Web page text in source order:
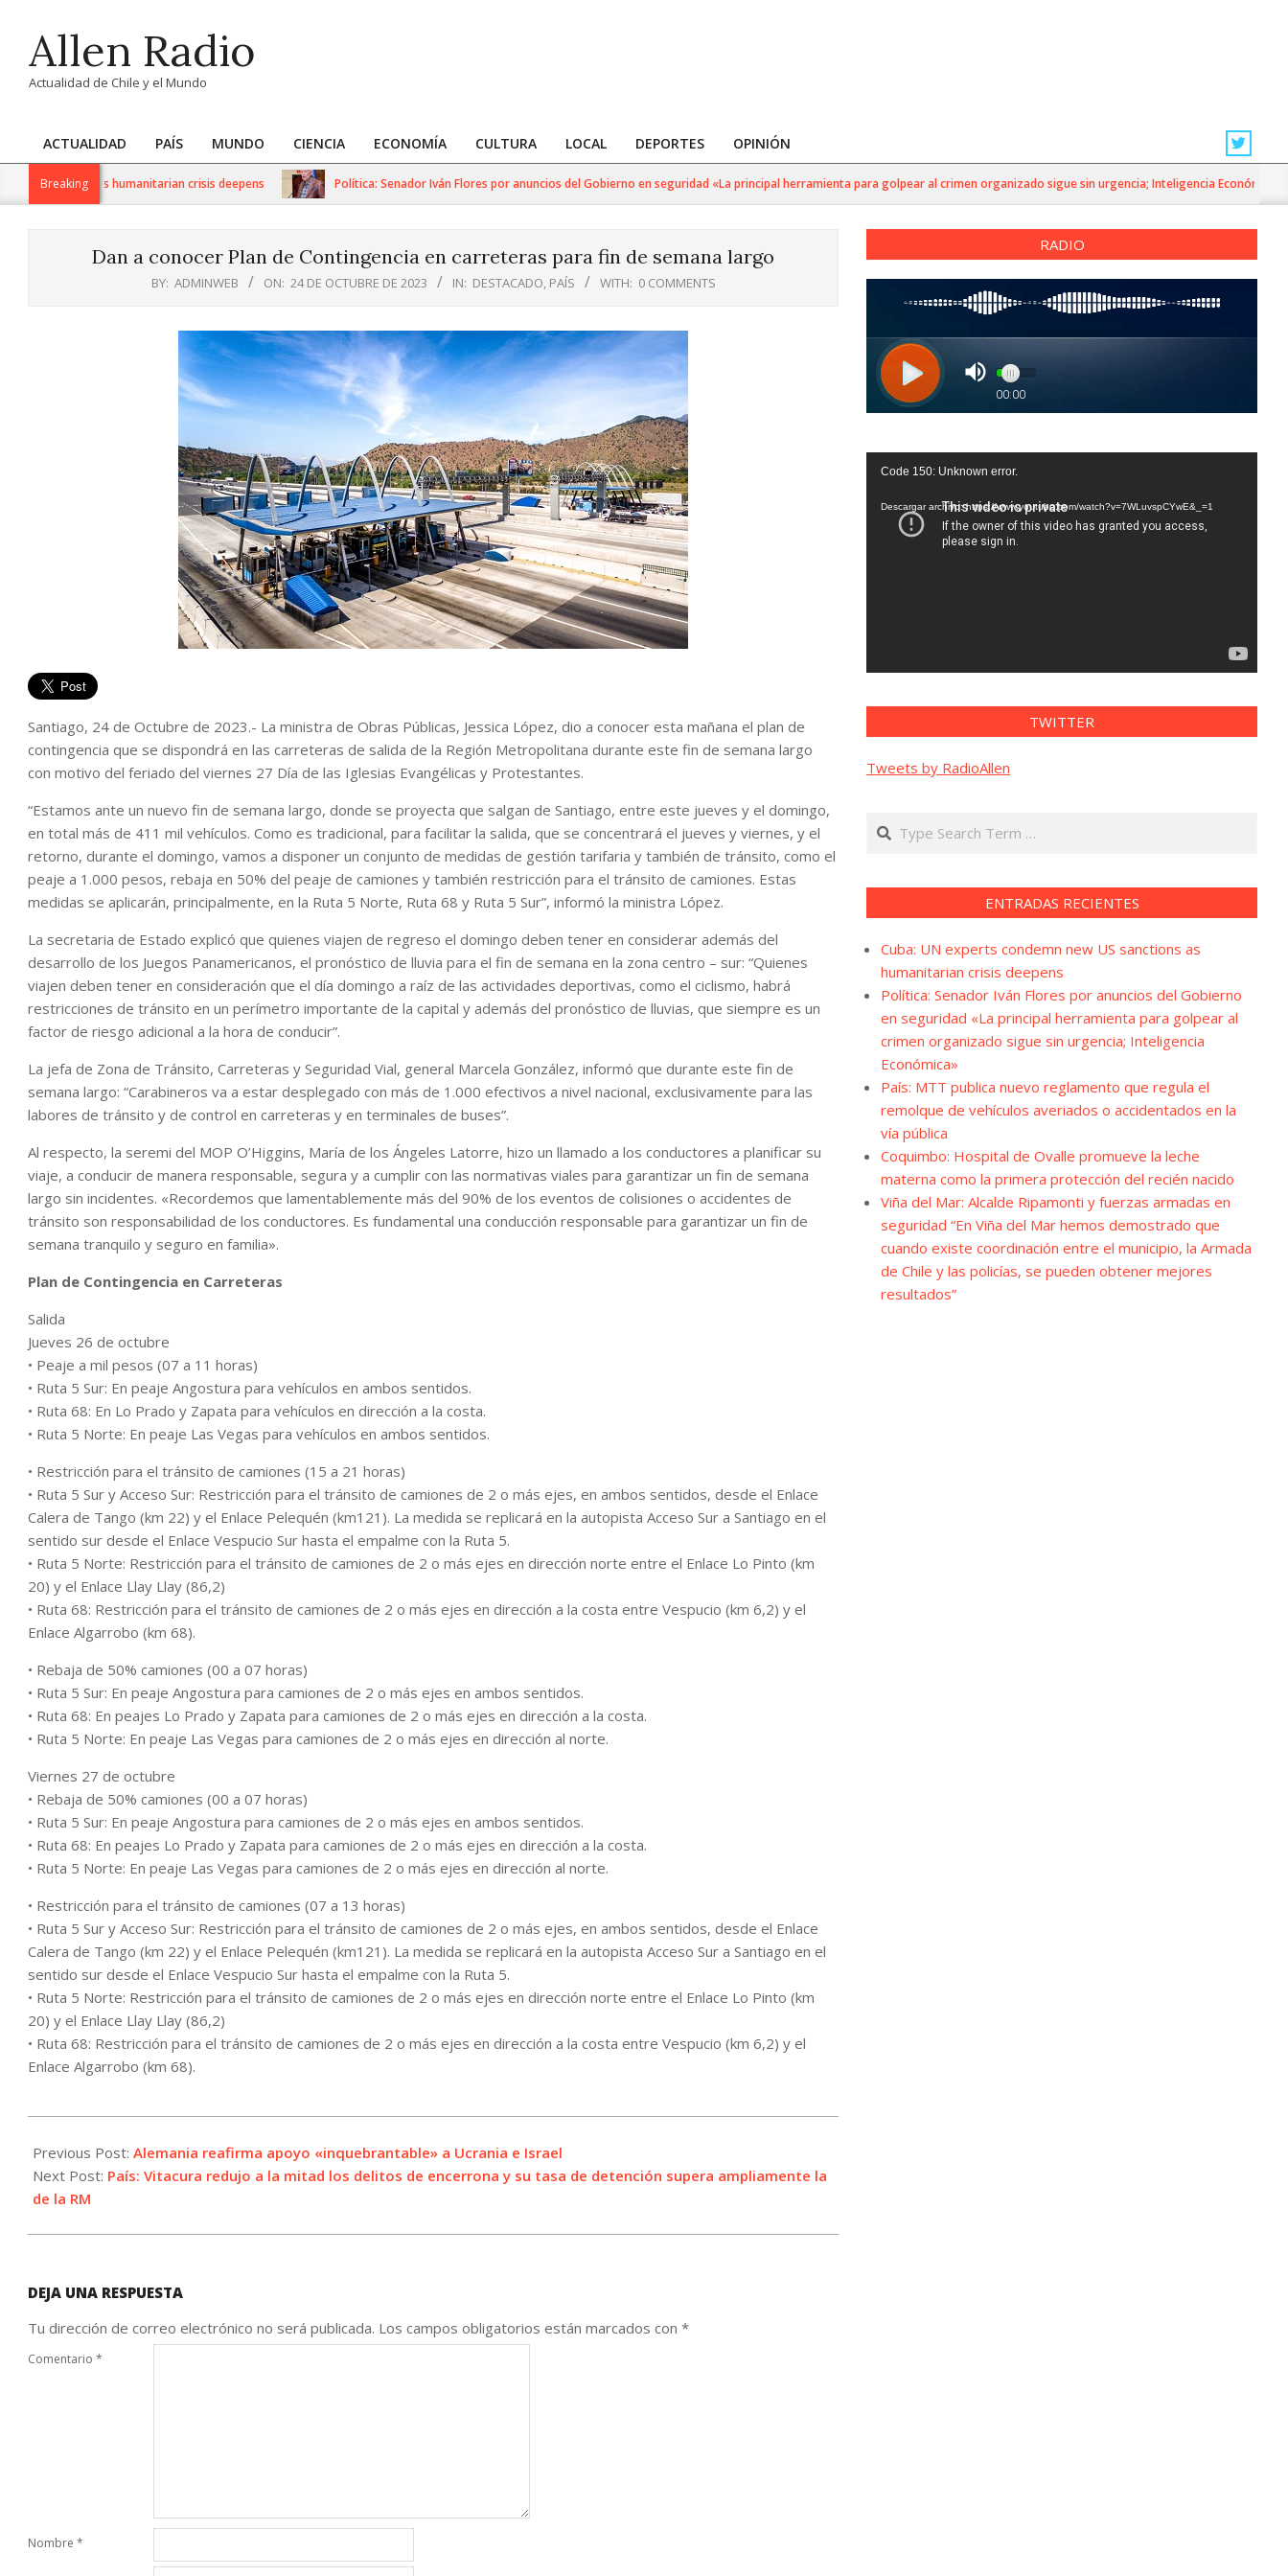
contentAllen Radio
Actualidad de Chile y el Mundo
Primary
Navigation
ACTUALIDAD PAÍS MUNDO CIENCIA ECONOMÍA CULTURA LOCAL DEPORTES OPINIÓN
Breaking
sanctions as humanitarian crisis deepens Política: Senador Iván Flores por anuncios del Gobierno en seguridad «La principal herramienta para golpear al crimen organizado sigue sin urgencia; Inteligencia Económica»
Dan a conocer Plan de Contingencia en carreteras para fin de semana largo
BY: ADMINWEB ON: 24 DE OCTUBRE DE 2023 IN: DESTACADO, PAÍS WITH: 0 COMMENTS
Santiago, 24 de Octubre de 2023.- La ministra de Obras Públicas, Jessica López, dio a conocer esta mañana el plan de
contingencia que se dispondrá en las carreteras de salida de la Región Metropolitana durante este fin de semana largo
con motivo del feriado del viernes 27 Día de las Iglesias Evangélicas y Protestantes.
“Estamos ante un nuevo fin de semana largo, donde se proyecta que salgan de Santiago, entre este jueves y el domingo,
en total más de 411 mil vehículos. Como es tradicional, para facilitar la salida, que se concentrará el jueves y viernes, y el
retorno, durante el domingo, vamos a disponer un conjunto de medidas de gestión tarifaria y también de tránsito, como el
peaje a 1.000 pesos, rebaja en 50% del peaje de camiones y también restricción para el tránsito de camiones. Estas
medidas se aplicarán, principalmente, en la Ruta 5 Norte, Ruta 68 y Ruta 5 Sur”, informó la ministra López.
La secretaria de Estado explicó que quienes viajen de regreso el domingo deben tener en considerar además del
desarrollo de los Juegos Panamericanos, el pronóstico de lluvia para el fin de semana en la zona centro – sur: “Quienes
viajen deben tener en consideración que el día domingo a raíz de las actividades deportivas, como el ciclismo, habrá
restricciones de tránsito en un perímetro importante de la capital y además del pronóstico de lluvias, que siempre es un
factor de riesgo adicional a la hora de conducir”.
La jefa de Zona de Tránsito, Carreteras y Seguridad Vial, general Marcela González, informó que durante este fin de
semana largo: “Carabineros va a estar desplegado con más de 1.000 efectivos a nivel nacional, exclusivamente para las
labores de tránsito y de control en carreteras y en terminales de buses”.
Al respecto, la seremi del MOP O’Higgins, María de los Ángeles Latorre, hizo un llamado a los conductores a planificar su
viaje, a conducir de manera responsable, segura y a cumplir con las normativas viales para garantizar un fin de semana
largo sin incidentes. «Recordemos que lamentablemente más del 90% de los eventos de colisiones o accidentes de
tránsito son responsabilidad de los conductores. Es fundamental una conducción responsable para garantizar un fin de
semana tranquilo y seguro en familia».
Plan de Contingencia en Carreteras
Salida
Jueves 26 de octubre
• Peaje a mil pesos (07 a 11 horas)
• Ruta 5 Sur: En peaje Angostura para vehículos en ambos sentidos.
• Ruta 68: En Lo Prado y Zapata para vehículos en dirección a la costa.
• Ruta 5 Norte: En peaje Las Vegas para vehículos en ambos sentidos.
• Restricción para el tránsito de camiones (15 a 21 horas)
• Ruta 5 Sur y Acceso Sur: Restricción para el tránsito de camiones de 2 o más ejes, en ambos sentidos, desde el Enlace
Calera de Tango (km 22) y el Enlace Pelequén (km121). La medida se replicará en la autopista Acceso Sur a Santiago en el
sentido sur desde el Enlace Vespucio Sur hasta el empalme con la Ruta 5.
• Ruta 5 Norte: Restricción para el tránsito de camiones de 2 o más ejes en dirección norte entre el Enlace Lo Pinto (km
20) y el Enlace Llay Llay (86,2)
• Ruta 68: Restricción para el tránsito de camiones de 2 o más ejes en dirección a la costa entre Vespucio (km 6,2) y el
Enlace Algarrobo (km 68).
• Rebaja de 50% camiones (00 a 07 horas)
• Ruta 5 Sur: En peaje Angostura para camiones de 2 o más ejes en ambos sentidos.
• Ruta 68: En peajes Lo Prado y Zapata para camiones de 2 o más ejes en dirección a la costa.
• Ruta 5 Norte: En peaje Las Vegas para camiones de 2 o más ejes en dirección al norte.
Viernes 27 de octubre
• Rebaja de 50% camiones (00 a 07 horas)
• Ruta 5 Sur: En peaje Angostura para camiones de 2 o más ejes en ambos sentidos.
• Ruta 68: En peajes Lo Prado y Zapata para camiones de 2 o más ejes en dirección a la costa.
• Ruta 5 Norte: En peaje Las Vegas para camiones de 2 o más ejes en dirección al norte.
• Restricción para el tránsito de camiones (07 a 13 horas)
• Ruta 5 Sur y Acceso Sur: Restricción para el tránsito de camiones de 2 o más ejes, en ambos sentidos, desde el Enlace
Calera de Tango (km 22) y el Enlace Pelequén (km121). La medida se replicará en la autopista Acceso Sur a Santiago en el
sentido sur desde el Enlace Vespucio Sur hasta el empalme con la Ruta 5.
• Ruta 5 Norte: Restricción para el tránsito de camiones de 2 o más ejes en dirección norte entre el Enlace Lo Pinto (km
20) y el Enlace Llay Llay (86,2)
• Ruta 68: Restricción para el tránsito de camiones de 2 o más ejes en dirección a la costa entre Vespucio (km 6,2) y el
Enlace Algarrobo (km 68).
10-
24
Previous Post: Alemania reafirma apoyo «inquebrantable» a Ucrania e Israel
Next Post: País: Vitacura redujo a la mitad los delitos de encerrona y su tasa de detención supera ampliamente la
de la RM
DEJA UNA RESPUESTA
Tu dirección de correo electrónico no será publicada. Los campos obligatorios están marcados con *
Comentario *
Nombre *
RADIO
Reproductor
vídeo
Code 150: Unknown error.
Descargar archivo: https://www.youtube.com/watch?v=7WLuvspCYwE&_=1
TWITTER
Tweets by RadioAllen
Search
ENTRADAS RECIENTES
Cuba: UN experts condemn new US sanctions as
humanitarian crisis deepens
Política: Senador Iván Flores por anuncios del Gobierno
en seguridad «La principal herramienta para golpear al
crimen organizado sigue sin urgencia; Inteligencia
Económica»
País: MTT publica nuevo reglamento que regula el
remolque de vehículos averiados o accidentados en la
vía pública
Coquimbo: Hospital de Ovalle promueve la leche
materna como la primera protección del recién nacido
Viña del Mar: Alcalde Ripamonti y fuerzas armadas en
seguridad “En Viña del Mar hemos demostrado que
cuando existe coordinación entre el municipio, la Armada
de Chile y las policías, se pueden obtener mejores
resultados”